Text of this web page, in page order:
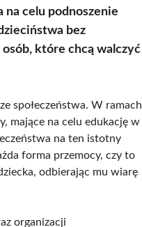
na celu podnoszenie
bez
które chcą walczyć
społeczeństwa. W ramach
mające na celu edukację w
na ten istotny
forma przemocy, czy to
odbierając mu wiarę
organizacji